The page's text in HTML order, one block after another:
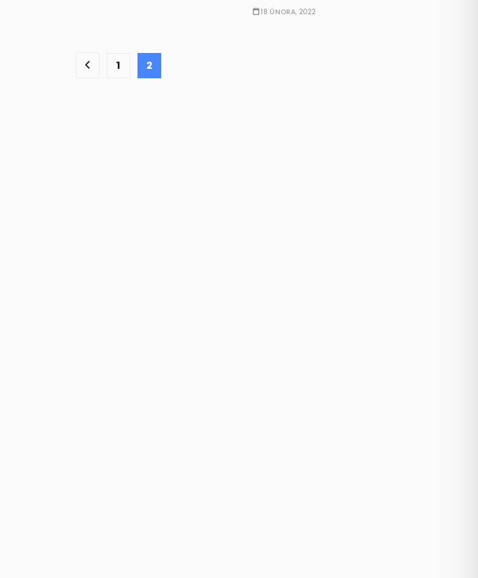
18 ÚNORA, 2022
1 2